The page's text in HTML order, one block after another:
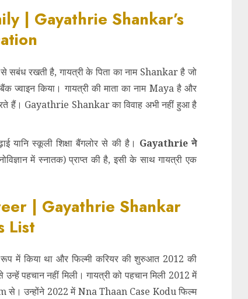
| Gayathrie Shankar’s
से सबंध रखती है, गायत्री के पिता का नाम Shankar है जो
ज्वाइन किया। गायत्री की माता का नाम Maya है और
हैं। Gayathrie Shankar का विवाह अभी नहीं हुआ है
स्कूली शिक्षा बैंगलोर से की है। Gayathrie ने
में स्नातक) प्राप्त की है, इसी के साथ गायत्री एक
| Gayathrie Shankar
List
में किया था और फिल्मी करियर की शुरुआत 2012 की
पहचान नहीं मिली। गायत्री को पहचान मिली 2012 में
उन्होंने 2022 में Nna Thaan Case Kodu फिल्म